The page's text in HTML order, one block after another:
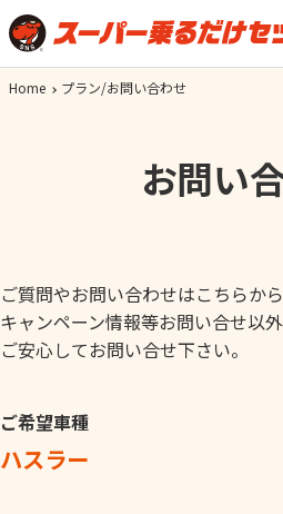
Home プラン/お問い合わせ
お問い
ご質問やお問い合わせはこちらか
キャンペーン情報等お問い合せ以
ご安心してお問い合せ下さい。
ご希望車種
ハスラー